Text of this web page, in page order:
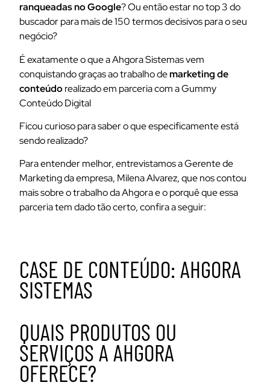
ranqueadas no Google? Ou então estar no top 3 do
buscador para mais de 150 termos decisivos para o seu
negócio?
É exatamente o que a Ahgora Sistemas vem
conquistando graças ao trabalho demarketing de
conteúdorealizado em parceria com a Gummy
Conteúdo Digital
Ficou curioso para saber o que especificamente está
sendo realizado?
Para entender melhor, entrevistamos a Gerente de
Marketing da empresa, Milena Alvarez, que nos contou
mais sobre o trabalho da Ahgora e o porquê que essa
parceria tem dado tão certo, confira a seguir:
CASE DE CONTEÚDO: AHGORA
SISTEMAS
QUAIS PRODUTOS OU
SERVIÇOS A AHGORA
OFERECE?